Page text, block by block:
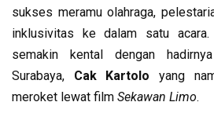
sukses meramu olahraga,
inklusivitas ke dalam satu
semakin kental dengan
Surabaya, Cak Kartoloyang
meroket lewat film Sekawan Limo.